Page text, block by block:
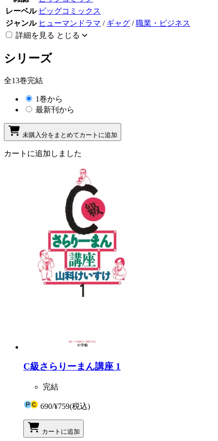
レーベル ビッグコミックス
ジャンル ヒューマンドラマ / ギャグ /職業・ビジネス
詳細を見る とじる
シリーズ
全13巻完結
1巻から
最新刊から
未購入分をまとめてカートに追加
カートに追加しました
C級さらりーまん講座 1
完結
690/¥759(税込)
カートに追加